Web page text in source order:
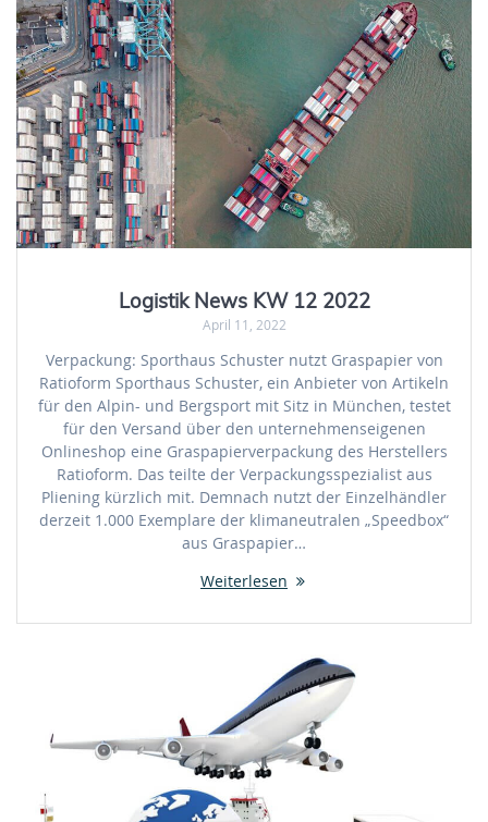
Logistik News KW 12 2022
April 11, 2022
Verpackung: Sporthaus Schuster nutzt Graspapier von
Ratioform Sporthaus Schuster, ein Anbieter von Artikeln
für den Alpin- und Bergsport mit Sitz in München, testet
für den Versand über den unternehmenseigenen
Onlineshop eine Graspapierverpackung des Herstellers
Ratioform. Das teilte der Verpackungsspezialist aus
Pliening kürzlich mit. Demnach nutzt der Einzelhändler
derzeit 1.000 Exemplare der klimaneutralen „Speedbox“
aus Graspapier…
Weiterlesen